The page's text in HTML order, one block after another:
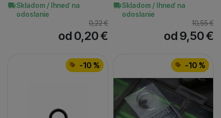
Skladom / Ihneď na
odoslanie
0,22€
od 0,20€
Skladom / Ihneď na
odoslanie
10,55€
od 9,50€
-10 % -10 %